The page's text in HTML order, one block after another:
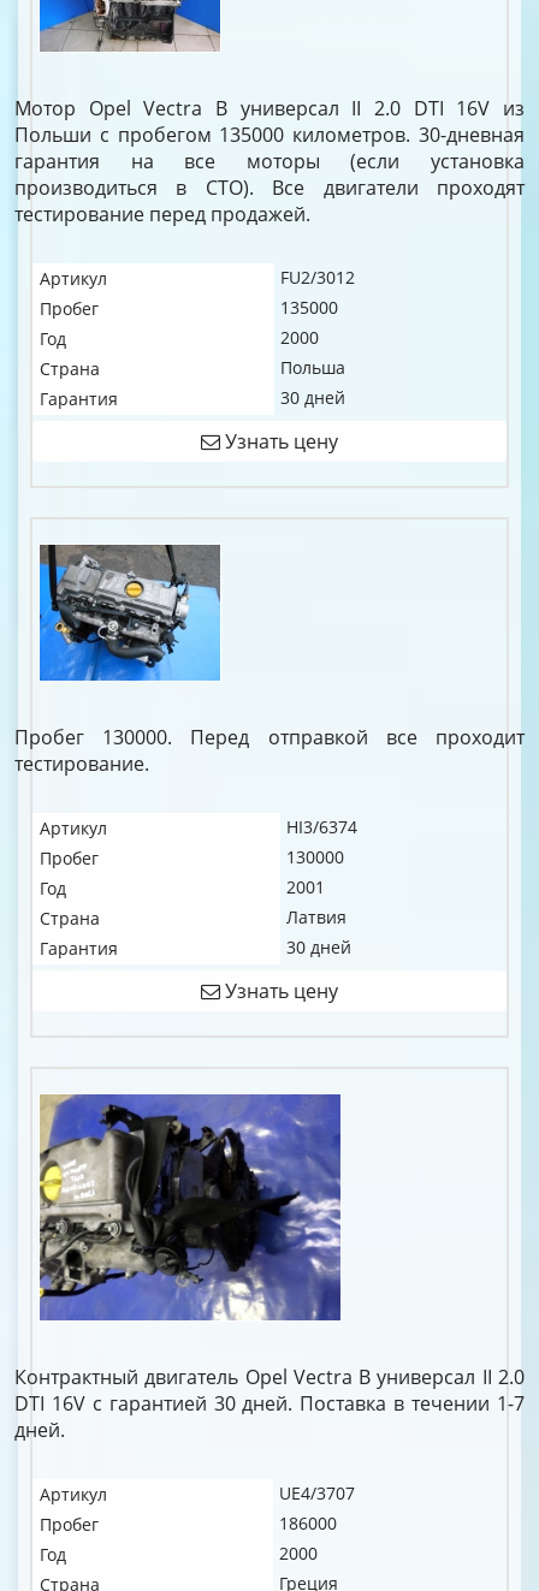
Мотор Opel Vectra B универсал II 2.0 DTI 16V из
Польши с пробегом 135000 километров. 30-дневная
гарантия на все моторы (если установка
производиться в СТО). Все двигатели проходят
тестирование перед продажей.
Артикул
FU2/3012
Пробег
135000
Год
2000
Страна
Польша
Гарантия
30 дней
Узнать цену
Пробег 130000. Перед отправкой все проходит
тестирование.
Артикул
HI3/6374
Пробег
130000
Год
2001
Страна
Латвия
Гарантия
30 дней
Узнать цену
Контрактный двигатель Opel Vectra B универсал II 2.0
DTI 16V c гарантией 30 дней. Поставка в течении 1-7
дней.
Артикул
UE4/3707
Пробег
186000
Год
2000
Страна
Греция